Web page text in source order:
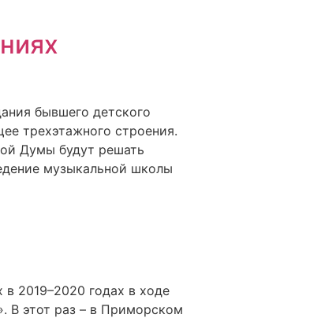
бывшего детского
трехэтажного строения.
Думы будут решать
музыкальной школы
2019–2020 годах в ходе
В этот раз – в Приморском